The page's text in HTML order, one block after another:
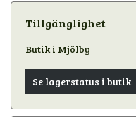
Tillgänglighet
Butik i Mjölby
Se lagerstatus i butik